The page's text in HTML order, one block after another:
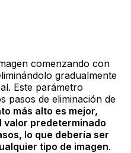
comenzando con
gradualmente
Este parámetro
pasos de eliminación de
más alto es mejor,
valor predeterminado
lo que debería ser
tipo de imagen.